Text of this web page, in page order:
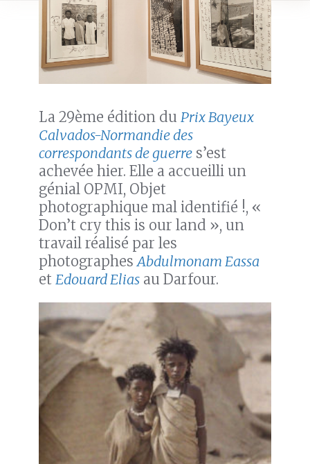
La 29ème édition du Prix Bayeux
Calvados-Normandie des
correspondants de guerre s’est
achevée hier. Elle a accueilli un
génial OPMI, Objet
photographique mal identifié !, «
Don’t cry this is our land », un
travail réalisé par les
photographesAbdulmonam Eassa
et Edouard Elias au Darfour.